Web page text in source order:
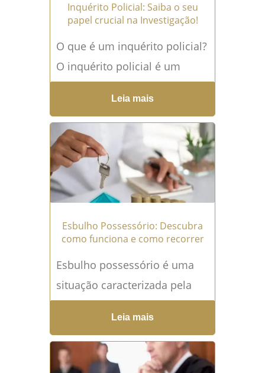
Inquérito Policial: Saiba o seu
papel crucial na Investigação!
O que é um inquérito policial?
O inquérito policial é um
procedimento investigativo
conduzido pela polícia
judiciária para apurar a
autoria e...
Leia mais →
Leia mais
Esbulho Possessório: Descubra
como funciona e como recorrer
Esbulho possessório é uma
situação caracterizada pela
tomada violenta ou
clandestina da posse de um
bem imóvel ou móvel por
uma pessoa, sem o
Leia mais